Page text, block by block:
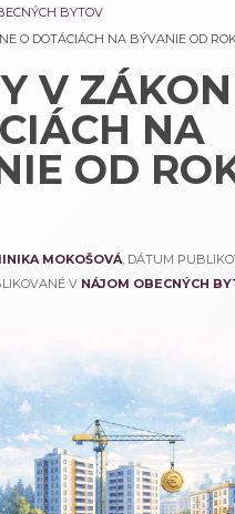
BYTOV
O DOTÁCIÁCH NA BÝVANIE OD
V
NA
OD
MOKOŠOVÁ, DÁTUM
V NÁJOM OBECNÝCH